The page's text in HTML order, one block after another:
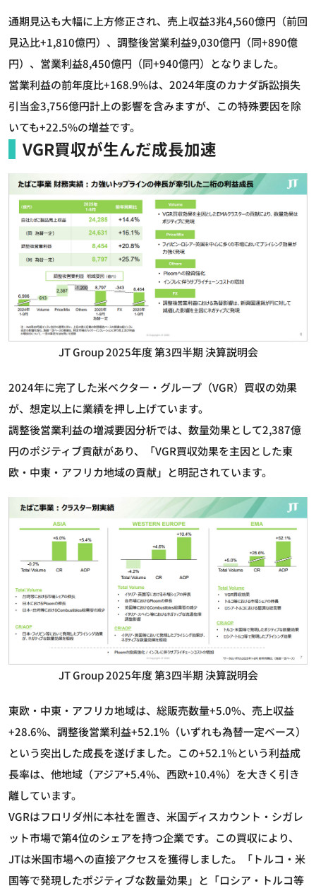
通期見込も大幅に上方修正され、売上収益3兆4,560億円（前回
見込比+1,810億円）、調整後営業利益9,030億円（同+890億
円）、営業利益8,450億円（同+940億円）となりました。
営業利益の前年度比+168.9%は、2024年度のカナダ訴訟損失
引当金3,756億円計上の影響を含みますが、この特殊要因を除
いても+22.5%の増益です。
VGR買収が生んだ成長加速
JT Group 2025年度 第3四半期 決算説明会
2024年に完了した米ベクター・グループ（VGR）買収の効果
が、想定以上に業績を押し上げています。
調整後営業利益の増減要因分析では、数量効果として2,387億
円のポジティブ貢献があり、「VGR買収効果を主因とした東
欧・中東・アフリカ地域の貢献」と明記されています。
JT Group 2025年度 第3四半期 決算説明会
東欧・中東・アフリカ地域は、総販売数量+5.0%、売上収益
+28.6%、調整後営業利益+52.1%（いずれも為替一定ベース）
という突出した成長を遂げました。この+52.1%という利益成
長率は、他地域（アジア+5.4%、西欧+10.4%）を大きく引き
離しています。
VGRはフロリダ州に本社を置き、米国ディスカウント・シガレ
ット市場で第4位のシェアを持つ企業です。この買収により、
JTは米国市場への直接アクセスを獲得しました。「トルコ・米
国等で発現したポジティブな数量効果」と「ロシア・トルコ等